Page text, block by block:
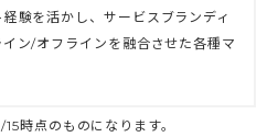
験を活かし、サービスブランディ
ン/オフラインを融合させた各種マ
時点のものになります。